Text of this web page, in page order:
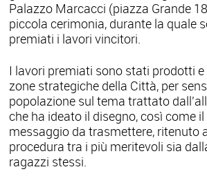
Palazzo Marcacci (piazza Grande
piccola cerimonia, durante la quale
premiati i lavori vincitori.
I lavori premiati sono stati prodotti
zone strategiche della Città, per
popolazione sul tema trattato
che ha ideato il disegno, così come
messaggio da trasmettere, ritenuto
procedura tra i più meritevoli sia
ragazzi stessi.